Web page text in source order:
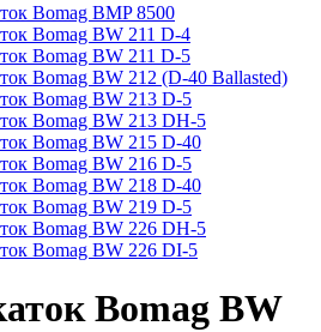
Bomag BMP 8500
Bomag BW 211 D-4
Bomag BW 211 D-5
Bomag BW 212 (D-40 Ballasted)
Bomag BW 213 D-5
Bomag BW 213 DH-5
Bomag BW 215 D-40
Bomag BW 216 D-5
Bomag BW 218 D-40
Bomag BW 219 D-5
Bomag BW 226 DH-5
Bomag BW 226 DI-5
Bomag BW